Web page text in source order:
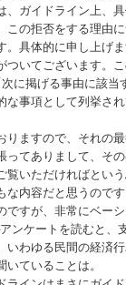
イドライン上、具
の拒否をする理由
具体的に申し上げ
ついてございます。
に掲げる事由に該
事項として列挙さ
ますので、それの最
てありまして、そ
いただければという
容だと思うのです
すが、非常にベー
ンケートを読むと、
いわゆる民間の経済
ていることは。